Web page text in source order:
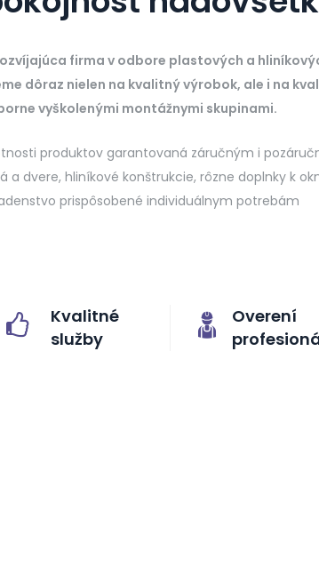
firma v odbore plastových a
dôraz nielen na kvalitný výrobok, ale i na
vyškolenými montážnymi skupinami.
produktov garantovaná záručným i
a dvere, hliníkové konštrukcie, rôzne doplnky k
prispôsobené individuálnym potrebám
Kvalitné
služby
Overení